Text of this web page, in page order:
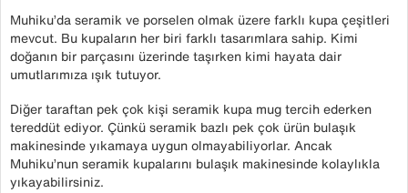
Muhiku’da seramik ve porselen olmak üzere farklı kupa çeşitleri
mevcut. Bu kupaların her biri farklı tasarımlara sahip. Kimi
doğanın bir parçasını üzerinde taşırken kimi hayata dair
umutlarımıza ışık tutuyor.
Diğer taraftan pek çok kişi seramik kupa mug tercih ederken
tereddüt ediyor. Çünkü seramik bazlı pek çok ürün bulaşık
makinesinde yıkamaya uygun olmayabiliyorlar. Ancak
Muhiku’nun seramik kupalarını bulaşık makinesinde kolaylıkla
yıkayabilirsiniz.